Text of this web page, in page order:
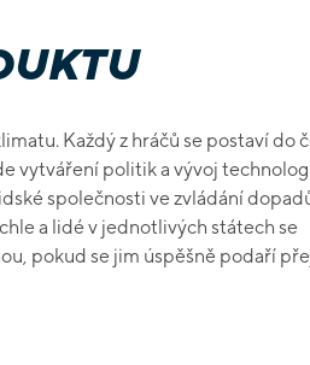
Každý z hráčů se postaví do
vytváření politik a vývoj
společnosti ve zvládání
a lidé v jednotlivých státech se
pokud se jim úspěšně podaří